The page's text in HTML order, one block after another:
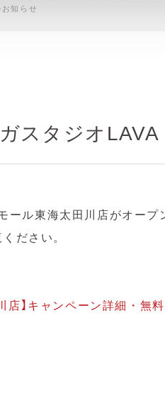
知らせ
ガスタジオ
ル東海太田川店がオープ
ださい。
】キャンペーン詳細・無